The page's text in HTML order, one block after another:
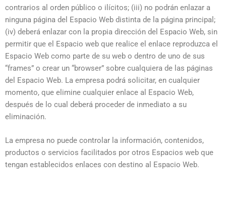
contrarios al orden público o ilícitos; (iii) no podrán enlazar a
ninguna página del Espacio Web distinta de la página principal;
(iv) deberá enlazar con la propia dirección del Espacio Web, sin
permitir que el Espacio web que realice el enlace reproduzca el
Espacio Web como parte de su web o dentro de uno de sus
“frames” o crear un “browser” sobre cualquiera de las páginas
del Espacio Web. La empresa podrá solicitar, en cualquier
momento, que elimine cualquier enlace al Espacio Web,
después de lo cual deberá proceder de inmediato a su
eliminación.
La empresa no puede controlar la información, contenidos,
productos o servicios facilitados por otros Espacios web que
tengan establecidos enlaces con destino al Espacio Web.